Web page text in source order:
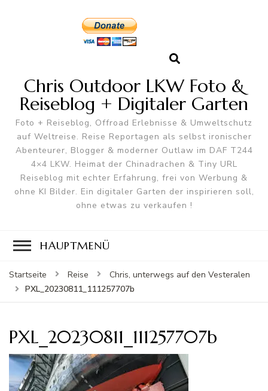
Chris Outdoor LKW Foto &
Reiseblog + Digitaler Garten
Foto + Reiseblog, Offroad Erlebnisse & Umweltschutz
auf Weltreise. Reise Reportagen als selbst ironischer
Abenteurer, Blogger & moderner Outlaw im DAF T244
4×4 LKW. Heimat der Chinadrachen & Tiny URL
Reiseblog mit echter Erfahrung, frei von Werbung &
ohne KI Bilder. Ein digitaler Garten der inspirieren soll,
ohne etwas zu verkaufen !
HAUPTMENÜ
Startseite Reise
Chris, unterwegs auf den Vesteralen
PXL_20230811_111257707b
PXL_20230811_111257707b